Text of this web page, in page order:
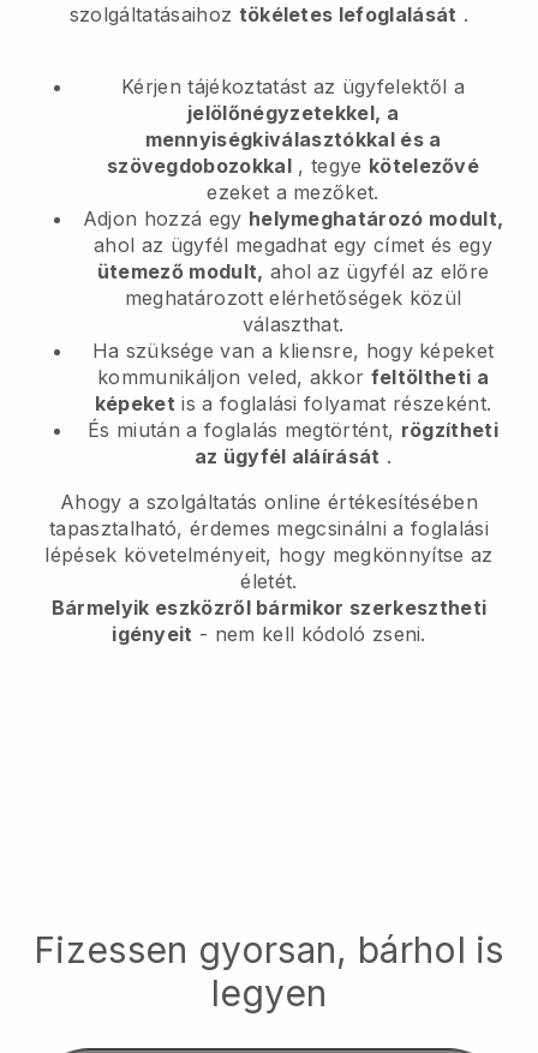
szolgáltatásaihoz tökéletes lefoglalását .
Kérjen tájékoztatást az ügyfelektől a
jelölőnégyzetekkel, a
mennyiségkiválasztókkal és a
szövegdobozokkal , tegye kötelezővé
ezeket a mezőket.
Adjon hozzá egy helymeghatározó modult,
ahol az ügyfél megadhat egy címet és egy
ütemező modult, ahol az ügyfél az előre
meghatározott elérhetőségek közül
választhat.
Ha szüksége van a kliensre, hogy képeket
kommunikáljon veled, akkor feltöltheti a
képeket is a foglalási folyamat részeként.
És miután a foglalás megtörtént, rögzítheti
az ügyfél aláírását .
Ahogy a szolgáltatás online értékesítésében
tapasztalható, érdemes megcsinálni a foglalási
lépések követelményeit, hogy megkönnyítse az
életét.
Bármelyik eszközről bármikor szerkesztheti
igényeit - nem kell kódoló zseni.
Fizessen gyorsan, bárhol is
legyen